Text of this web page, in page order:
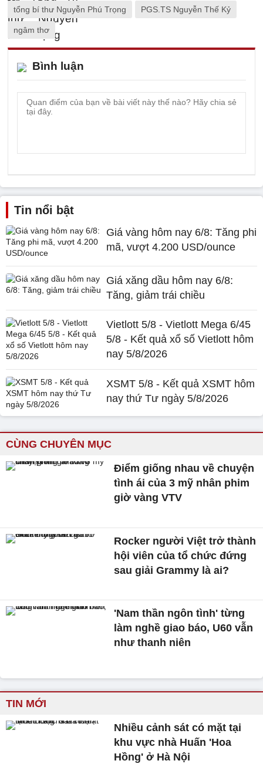
tổng bí thư Nguyễn Phú Trọng PGS.TS Nguyễn Thế Kỷ
ngâm thơ
Bình luận
Tin nổi bật
Giá vàng hôm nay 6/8: Tăng phi
mã, vượt 4.200 USD/ounce
Giá xăng dầu hôm nay 6/8:
Tăng, giảm trái chiều
Vietlott 5/8 - Vietlott Mega 6/45
5/8 - Kết quả xổ số Vietlott hôm
nay 5/8/2026
XSMT 5/8 - Kết quả XSMT hôm
nay thứ Tư ngày 5/8/2026
CÙNG CHUYÊN MỤC
Điểm giống nhau về chuyện
tình ái của 3 mỹ nhân phim
giờ vàng VTV
Rocker người Việt trở thành
hội viên của tổ chức đứng
sau giải Grammy là ai?
'Nam thần ngôn tình' từng
làm nghề giao báo, U60 vẫn
như thanh niên
TIN MỚI
Nhiều cảnh sát có mặt tại
khu vực nhà Huấn 'Hoa
Hồng' ở Hà Nội